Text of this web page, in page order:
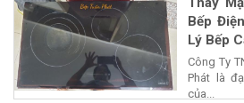
Bếp
Lý Bếp
Công Ty
Phát là
của...